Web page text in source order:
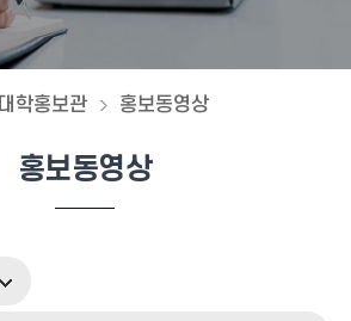
대학홍보관 홍보동영상
홍보동영상